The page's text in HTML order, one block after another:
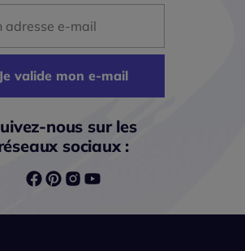
Je valide mon e-mail
nous sur les
sociaux :